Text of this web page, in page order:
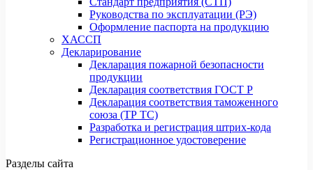
Руководства по эксплуатации (РЭ)
Оформление паспорта на продукцию
ХАССП
Декларирование
Декларация пожарной безопасности
продукции
Декларация соответствия ГОСТ Р
Декларация соответствия таможенного
союза (ТР ТС)
Разработка и регистрация штрих-кода
Регистрационное удостоверение
Разделы сайта